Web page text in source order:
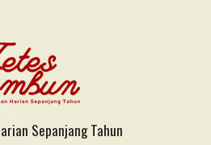
Sepanjang Tahun